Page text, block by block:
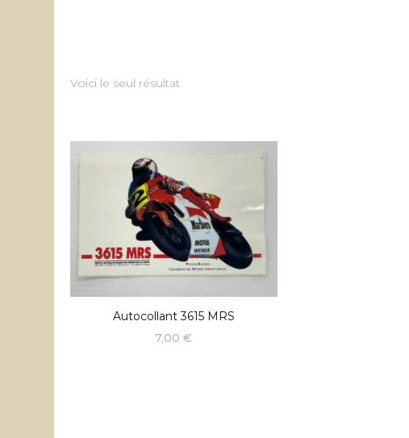
Voici le seul résultat
Autocollant 3615 MRS
7,00€